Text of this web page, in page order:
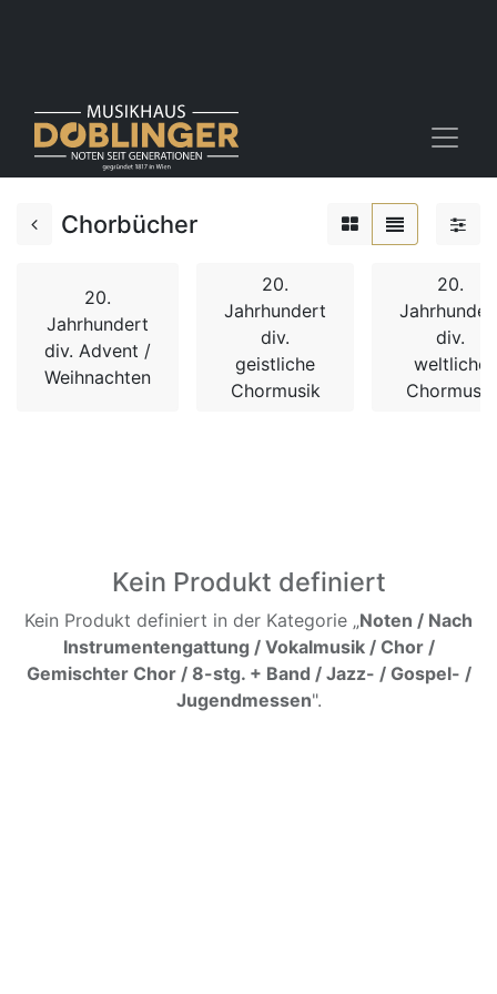
Chorbücher
20.
Jahrhundert
div. Advent /
Weihnachten
20.
Jahrhundert
div.
geistliche
Chormusik
20.
div.
weltliche
Chormusik
Kein Produkt definiert
Kein Produkt definiert in der Kategorie „Noten / Nach
Instrumentengattung / Vokalmusik / Chor /
Gemischter Chor / 8-stg. + Band / Jazz- / Gospel- /
Jugendmessen".